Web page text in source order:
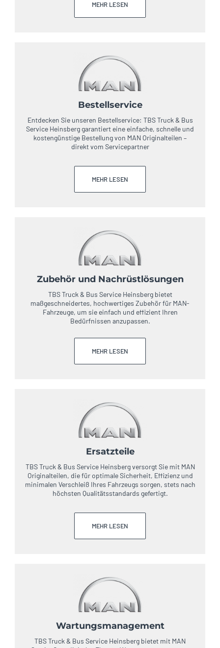
MEHR LESEN
Bestellservice
Entdecken Sie unseren Bestellservice: TBS Truck & Bus
Service Heinsberg garantiert eine einfache, schnelle und
kostengünstige Bestellung von MAN Originalteilen –
direkt vom Servicepartner
MEHR LESEN
Zubehör und Nachrüstlösungen
TBS Truck & Bus Service Heinsberg bietet
maßgeschneidertes, hochwertiges Zubehör für MAN-
Fahrzeuge, um sie einfach und effizient Ihren
Bedürfnissen anzupassen.
MEHR LESEN
Ersatzteile
TBS Truck & Bus Service Heinsberg versorgt Sie mit MAN
Originalteilen, die für optimale Sicherheit, Effizienz und
minimalen Verschleiß Ihres Fahrzeugs sorgen, stets nach
höchsten Qualitätsstandards gefertigt.
MEHR LESEN
Wartungsmanagement
TBS Truck & Bus Service Heinsberg bietet mit MAN